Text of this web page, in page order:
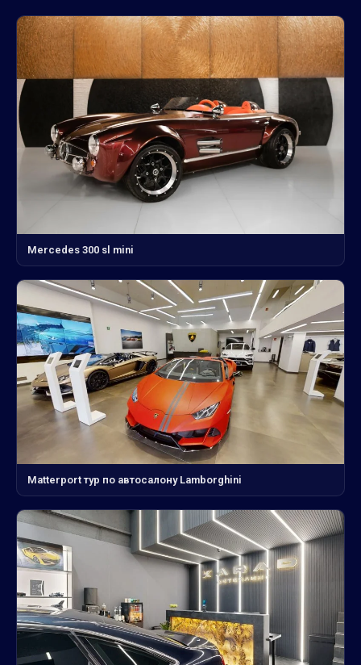
Mercedes 300 sl mini
Matterport тур по автосалону Lamborghini